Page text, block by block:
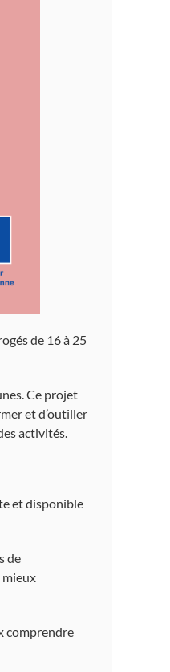
de 16 à 25
Ce projet
et d’outiller
activités.
et disponible
de
mieux
comprendre